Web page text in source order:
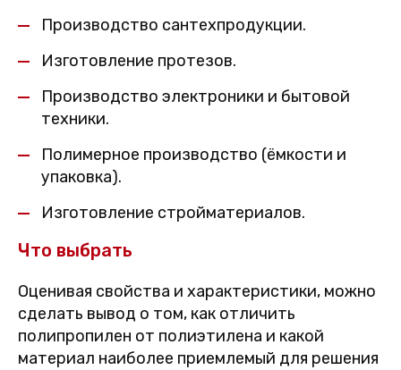
Производство сантехпродукции.
Изготовление протезов.
Производство электроники и бытовой
техники.
Полимерное производство (ёмкости и
упаковка).
Изготовление стройматериалов.
Что выбрать
Оценивая свойства и характеристики, можно
сделать вывод о том, как отличить
полипропилен от полиэтилена и какой
материал наиболее приемлемый для решения